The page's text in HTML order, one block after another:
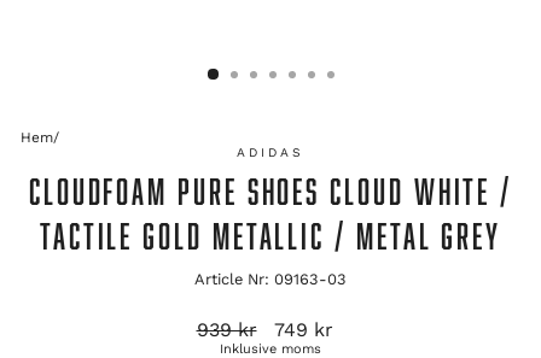
Hem/
ADIDAS
CLOUDFOAM PURE SHOES CLOUD WHITE /
TACTILE GOLD METALLIC / METAL GREY
Article Nr: 09163-03
Ordinarie
pris
939 kr Reapris
749 kr
Inklusive moms